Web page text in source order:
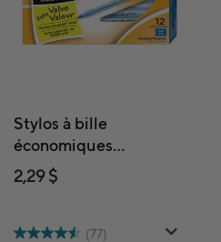
Stylos à bille
économiques
RoundStic de BIC,
1,0 mm, bleu, paquet
2,29 $
(77)